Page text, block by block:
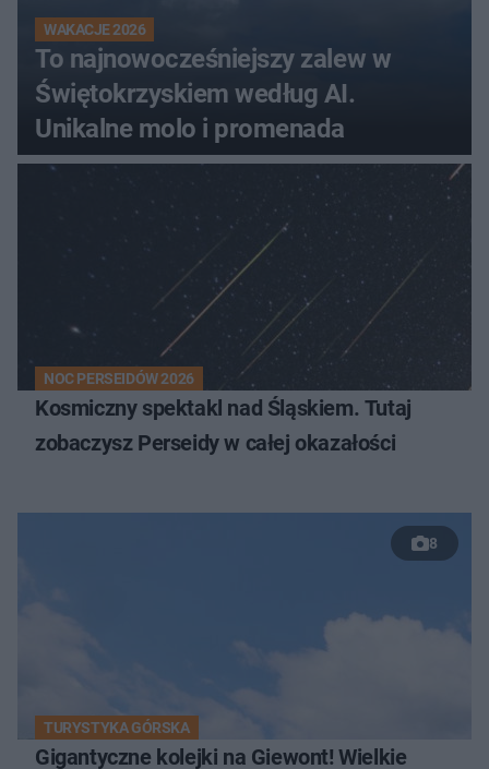
WAKACJE 2026
To najnowocześniejszy zalew w
Świętokrzyskiem według AI.
Unikalne molo i promenada
NOC PERSEIDÓW 2026
Kosmiczny spektakl nad Śląskiem. Tutaj
zobaczysz Perseidy w całej okazałości
8
TURYSTYKA GÓRSKA
Gigantyczne kolejki na Giewont! Wielkie